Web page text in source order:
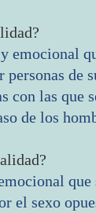
emocional
de
con las que
de los
que
el sexo